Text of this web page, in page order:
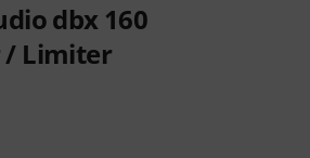
dbx 160
/ Limiter
5 Sternen aus 1 Kundenbewertungen